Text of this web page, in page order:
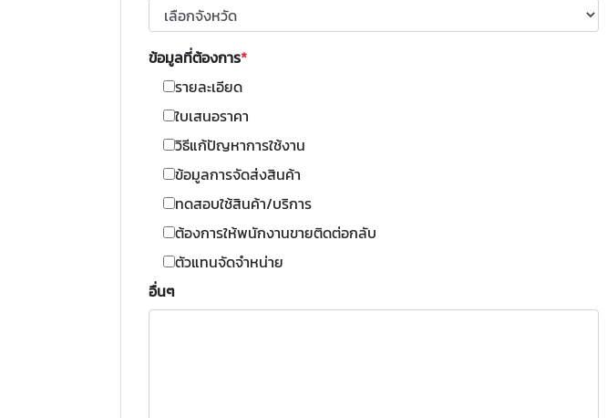
ข้อมูลที่ต้องการ
รายละเอียด
ใบเสนอราคา
วิธีแก้ปัญหาการใช้งาน
ข้อมูลการจัดส่งสินค้า
ทดสอบใช้สินค้า/บริการ
ต้องการให้พนักงานขายติดต่อกลับ
ตัวแทนจัดจำหน่าย
อื่นๆ